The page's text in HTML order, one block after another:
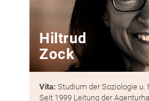
Hiltrud
Zock
Vita: Studium der Soziologie u.
Seit 1999 Leitung der